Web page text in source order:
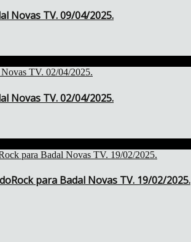
Novas TV. 09/04/2025.
Novas TV. 02/04/2025.
para Badal Novas TV. 19/02/2025.